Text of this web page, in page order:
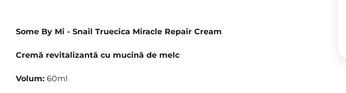
Some By Mi - Snail Truecica Miracle Repair Cream
Cremă revitalizantă cu mucină de melc
Volum: 60ml